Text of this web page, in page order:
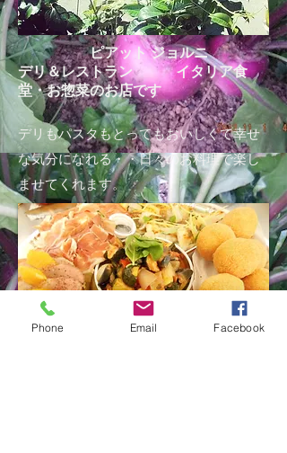
ピアット ジョルニ
デリ＆レストラン イタリア食
堂・お惣菜のお店です
デリもパスタもとってもおいしくて幸せ
な気分になれる・・日々のお料理で楽し
ませてくれます。
Phone Email Facebook